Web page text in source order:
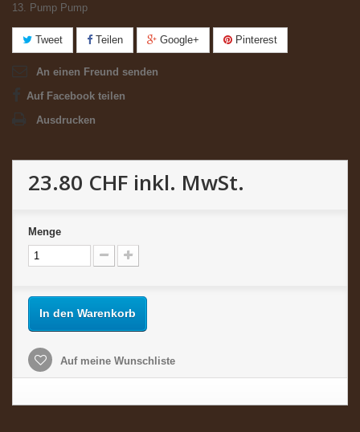
13. Pump Pump
Tweet Teilen Google+ Pinterest
An einen Freund senden
Auf Facebook teilen
Ausdrucken
23.80 CHF inkl. MwSt.
Menge
In den Warenkorb
Auf meine Wunschliste